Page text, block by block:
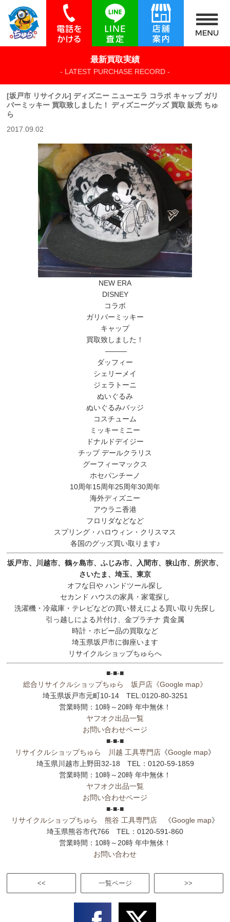
最新買取実績
- LATEST PURCHASE RECORD -
[坂戸市 リサイクル] ディズニー ニューエラ コラボ キャップ ガリ
バーミッキー 買取致しました！ ディズニーグッズ 買取 販売 ちゅ
ら
2017.09.02
NEW ERA
DISNEY
コラボ
ガリバーミッキー
キャップ
買取致しました！
———
ダッフィー
シェリーメイ
ジェラトーニ
ぬいぐるみ
ぬいぐるみバッジ
コスチューム
ミッキーミニー
ドナルドデイジー
チップ デールクラリス
グーフィーマックス
ホセパンチーノ
10周年15周年25周年30周年
海外ディズニー
アウラニ香港
フロリダなどなど
スプリング・ハロウィン・クリスマス
各国のグッズ買い取ります♪
坂戸市、川越市、鶴ヶ島市、ふじみ市、入間市、狭山市、所沢市、
さいたま、埼玉、東京
オフな日や ハンドツール探し
セカンド ハウスの家具・家電探し
洗濯機・冷蔵庫・テレビなどの買い替えによる買い取り先探し
引っ越しによる片付け、金プラチナ 貴金属
時計・ホビー品の買取など
埼玉県坂戸市に御座います
リサイクルショップちゅらへ
■-■-■
総合リサイクルショップちゅら 坂戸店 《Google map》
埼玉県坂戸市元町10-14 TEL:0120-80-3251
営業時間：10時～20時 年中無休！
ヤフオク出品一覧
お問い合わせページ
■-■-■
リサイクルショップちゅら 川越 工具専門店 《Google map》
埼玉県川越市上野田32-18 TEL：0120-59-1859
営業時間：10時～20時 年中無休！
ヤフオク出品一覧
お問い合わせページ
■-■-■
リサイクルショップちゅら 熊谷 工具専門店 《Google map》
埼玉県熊谷市代766 TEL：0120-591-860
営業時間：10時～20時 年中無休！
お問い合わせ
<< >>
一覧ページ